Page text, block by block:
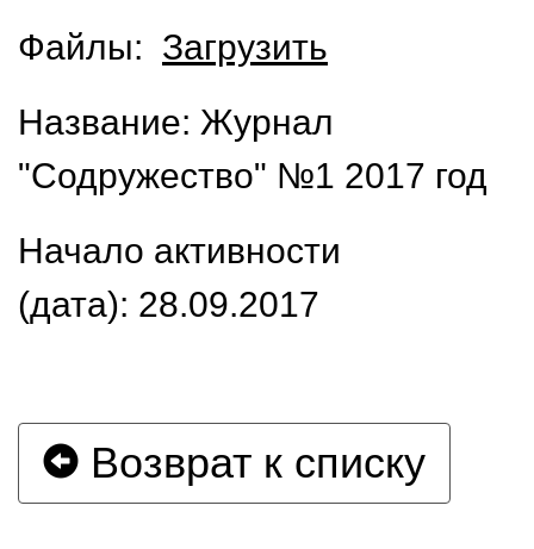
Файлы: Загрузить
Название: Журнал
"Содружество" №1 2017 год
Начало активности
(дата): 28.09.2017
Возврат к списку